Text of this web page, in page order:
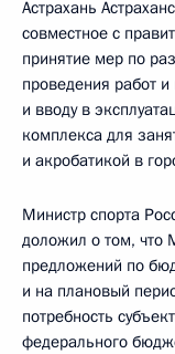
Астрахань
совместное с
принятие мер по
проведения работ и
и вводу в
комплекса для
и акробатикой в
Министр спорта
доложил о том, что
предложений по
и на плановый
потребность
федерального